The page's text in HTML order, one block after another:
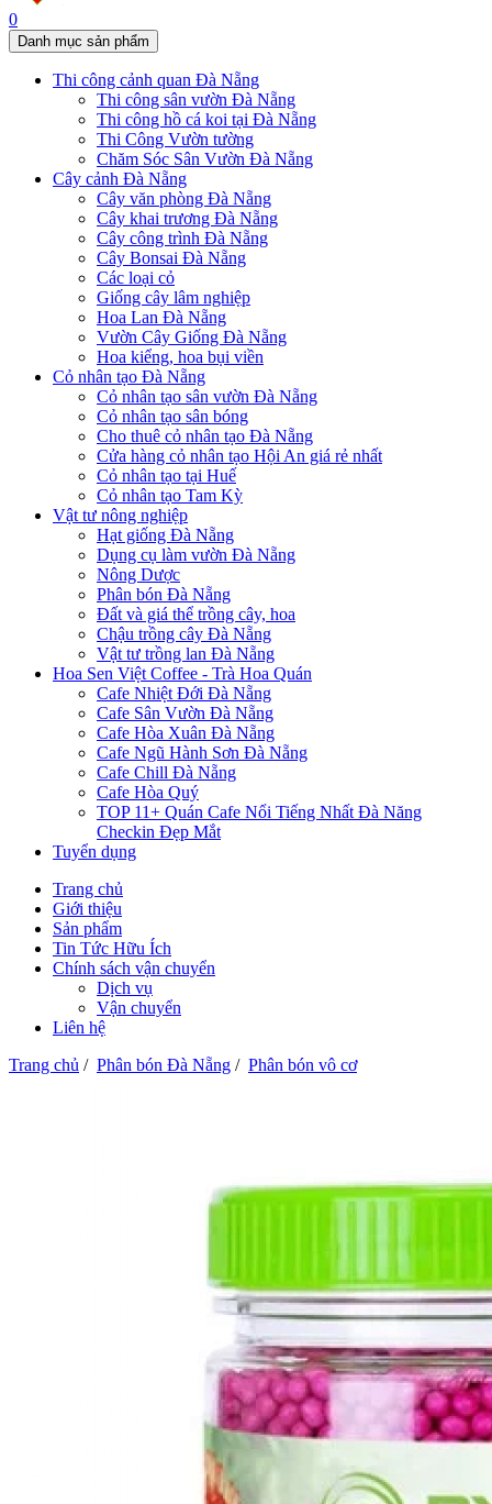
0
Danh mục sản phẩm
Thi công cảnh quan Đà Nẵng
Thi công sân vườn Đà Nẵng
Thi công hồ cá koi tại Đà Nẵng
Thi Công Vườn tường
Chăm Sóc Sân Vườn Đà Nẵng
Cây cảnh Đà Nẵng
Cây văn phòng Đà Nẵng
Cây khai trương Đà Nẵng
Cây công trình Đà Nẵng
Cây Bonsai Đà Nẵng
Các loại cỏ
Giống cây lâm nghiệp
Hoa Lan Đà Nẵng
Vườn Cây Giống Đà Nẵng
Hoa kiểng, hoa bụi viền
Cỏ nhân tạo Đà Nẵng
Cỏ nhân tạo sân vườn Đà Nẵng
Cỏ nhân tạo sân bóng
Cho thuê cỏ nhân tạo Đà Nẵng
Cửa hàng cỏ nhân tạo Hội An giá rẻ nhất
Cỏ nhân tạo tại Huế
Cỏ nhân tạo Tam Kỳ
Vật tư nông nghiệp
Hạt giống Đà Nẵng
Dụng cụ làm vườn Đà Nẵng
Nông Dược
Phân bón Đà Nẵng
Đất và giá thể trồng cây, hoa
Chậu trồng cây Đà Nẵng
Vật tư trồng lan Đà Nẵng
Hoa Sen Việt Coffee - Trà Hoa Quán
Cafe Nhiệt Đới Đà Nẵng
Cafe Sân Vườn Đà Nẵng
Cafe Hòa Xuân Đà Nẵng
Cafe Ngũ Hành Sơn Đà Nẵng
Cafe Chill Đà Nẵng
Cafe Hòa Quý
TOP 11+ Quán Cafe Nổi Tiếng Nhất Đà Năng
Checkin Đẹp Mắt
Tuyển dụng
Trang chủ
Giới thiệu
Sản phẩm
Tin Tức Hữu Ích
Chính sách vận chuyển
Dịch vụ
Vận chuyển
Liên hệ
Trang chủ / Phân bón Đà Nẵng / Phân bón vô cơ